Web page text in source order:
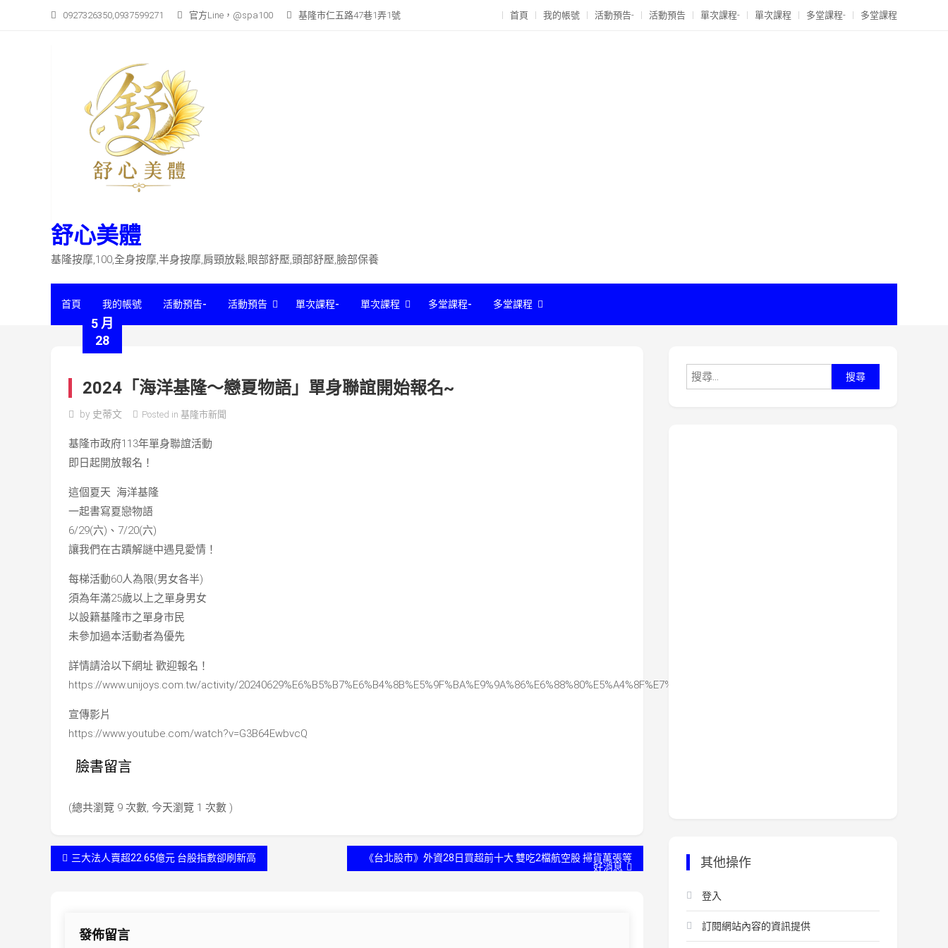
0927326350,0937599271 官方Line，@spa100 基隆市仁五路47巷1弄1號 首頁 我的帳號 活動預告- 活動預告 單次課程- 單次課程 多堂課程- 多堂課程
舒心美體
基隆按摩,100,全身按摩,半身按摩,肩頸放鬆,眼部舒壓,頭部舒壓,臉部保養
首頁 我的帳號 活動預告- 活動預告 單次課程- 單次課程 多堂課程- 多堂課程
5 月
28
2024「海洋基隆～戀夏物語」單身聯誼開始報名~
by 史蒂文 Posted in 基隆市新聞
基隆市政府113年單身聯誼活動
即日起開放報名！
這個夏天 海洋基隆
一起書寫夏戀物語
6/29(六)、7/20(六)
讓我們在古蹟解謎中遇見愛情！
每梯活動60人為限(男女各半)
須為年滿25歲以上之單身男女
以設籍基隆市之單身市民
未參加過本活動者為優先
詳情請洽以下網址 歡迎報名！
https://www.unijoys.com.tw/activity/20240629%E6%B5%B7%E6%B4%8B%E5%9F%BA%E9%9A%86%E6%88%80%E5%A4%8F%E7%89%A9%E8%AA%9E
宣傳影片
https://www.youtube.com/watch?v=G3B64EwbvcQ
臉書留言
(總共瀏覽 9 次數, 今天瀏覽 1 次數 )
文 三大法人賣超22.65億元 台股指數卻刷新高
《台北股市》外資28日買超前十大 雙吃2檔航空股 掃貨萬張等
好消息
發佈留言
尋
其他操作
登入
訂閱網站內容的資訊提供